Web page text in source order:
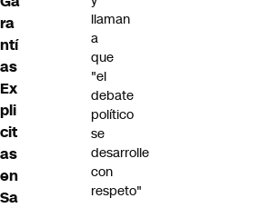
ra
ntí
as
Ex
pli
cit
as
en
Sa
llaman
a
que
"el
debate
político
se
desarrolle
con
respeto"